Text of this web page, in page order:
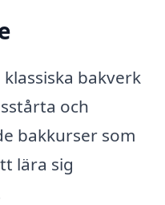
bakverk
och
bakkurser som
lära sig